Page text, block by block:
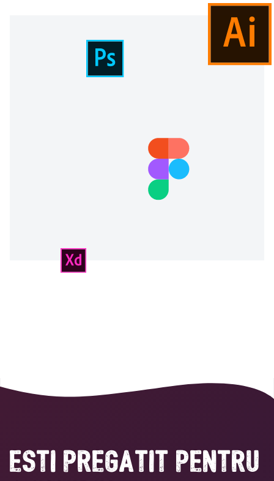
Esti pregatit pentru